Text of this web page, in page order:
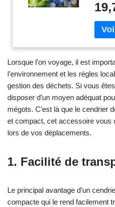
ce
garde
les
portée
Lorsque l’on voyage, il est
l’environnement et les règles
gestion des déchets. Si vous
disposer d’un moyen adéquat
mégots. C’est là que le cendrier
et compact, cet accessoire vous
lors de vos déplacements.
1. Facilité de
Le principal avantage d’un
compacte qui le rend facilement